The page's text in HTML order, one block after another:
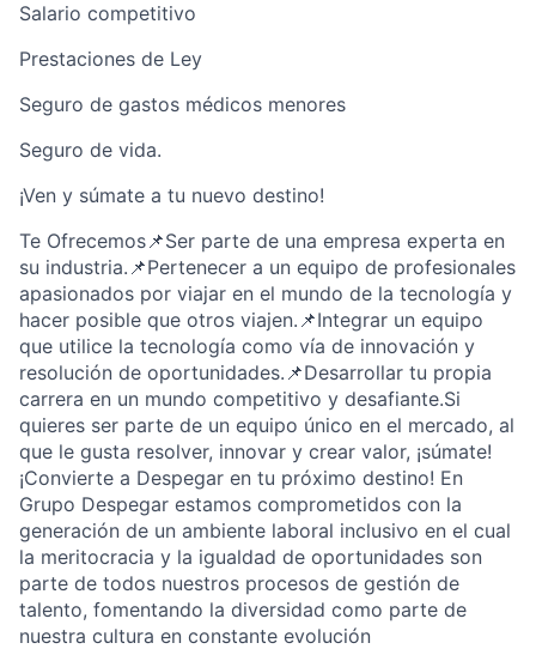
Salario competitivo
Prestaciones de Ley
Seguro de gastos médicos menores
Seguro de vida.
¡Ven y súmate a tu nuevo destino!
Te Ofrecemos📌Ser parte de una empresa experta en
su industria.📌Pertenecer a un equipo de profesionales
apasionados por viajar en el mundo de la tecnología y
hacer posible que otros viajen.📌Integrar un equipo
que utilice la tecnología como vía de innovación y
resolución de oportunidades.📌Desarrollar tu propia
carrera en un mundo competitivo y desafiante.Si
quieres ser parte de un equipo único en el mercado, al
que le gusta resolver, innovar y crear valor, ¡súmate!
¡Convierte a Despegar en tu próximo destino! En
Grupo Despegar estamos comprometidos con la
generación de un ambiente laboral inclusivo en el cual
la meritocracia y la igualdad de oportunidades son
parte de todos nuestros procesos de gestión de
talento, fomentando la diversidad como parte de
nuestra cultura en constante evolución